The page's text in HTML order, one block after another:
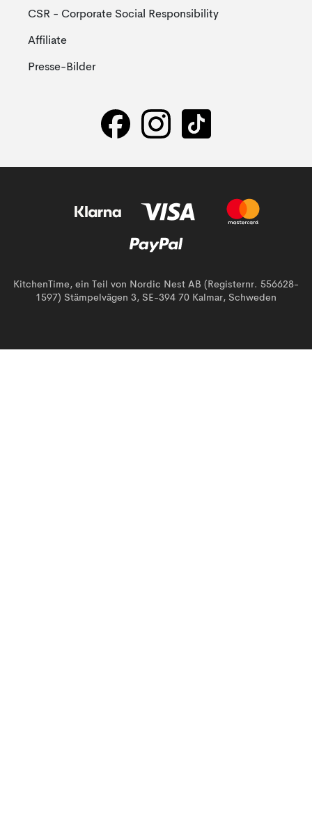
CSR - Corporate Social Responsibility
Affiliate
Presse-Bilder
KitchenTime, ein Teil von Nordic Nest AB (Registernr. 556628-
1597) Stämpelvägen 3, SE-394 70 Kalmar, Schweden